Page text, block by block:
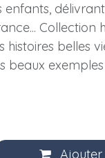
Collection
histoires belles
beaux